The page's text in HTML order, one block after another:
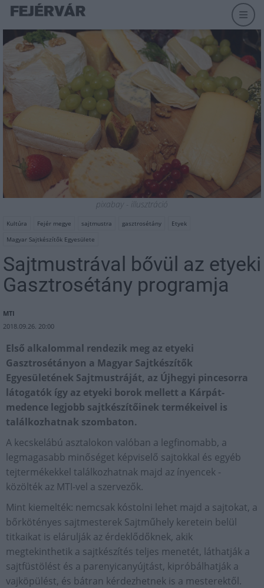
pixabay - illusztráció
Kultúra Fejér megye sajtmustra gasztrosétány
Etyek
Magyar Sajtkészítők Egyesülete
Sajtmustrával bővül az etyeki
Gasztrosétány programja
MTI
2018.09.26. 20:00
Első alkalommal rendezik meg az etyeki
Gasztrosétányon a Magyar Sajtkészítők
Egyesületének Sajtmustráját, az Újhegyi pincesorra
látogatók így az etyeki borok mellett a Kárpát-
medence legjobb sajtkészítőinek termékeivel is
találkozhatnak szombaton.
A kecskelábú asztalokon valóban a legfinomabb, a
legmagasabb minőséget képviselő sajtokkal és egyéb
tejtermékekkel találkozhatnak majd az ínyencek -
közölték az MTI-vel a szervezők.
Mint kiemelték: nemcsak kóstolni lehet majd a sajtokat, a
bőrkötényes sajtmesterek Sajtműhely keretein belül
titkaikat is elárulják az érdeklődőknek, akik
megtekinthetik a sajtkészítés teljes menetét, láthatják a
sajtfüstölést és a parenyicanyújtást, kipróbálhatják a
vajköpülést, és bátran kérdezhetnek is a mesterektől.